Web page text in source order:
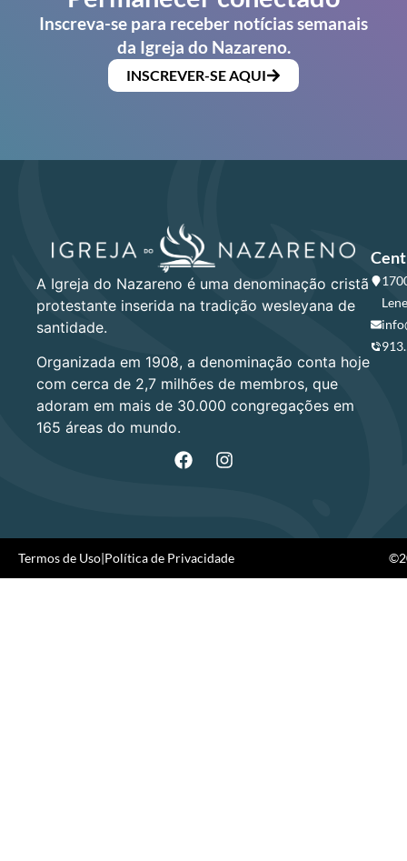
Inscreva-se para receber notícias semanais
da Igreja do Nazareno.
INSCREVER-SE AQUI
A Igreja do Nazareno é uma denominação cristã
protestante inserida na tradição wesleyana de
santidade.
Organizada em 1908, a denominação conta hoje
com cerca de 2,7 milhões de membros, que
adoram em mais de 30.000 congregações em
165 áreas do mundo.
Termos de Uso|Política de Privacidade